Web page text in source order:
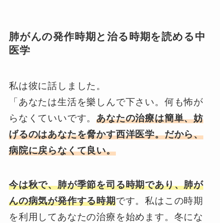
肺がんの発作時期と治る時期を読める中
医学
私は彼に話しました。
「あなたは生活を樂しんで下さい。何も怖が
らなくていいです。あなたの治療は簡単、妨
げるのはあなたを脅かす西洋医学。だから、
病院に戻らなくて良い。
今は秋で、肺が季節を司る時期であり、肺が
んの病気が発作する時期です。私はこの時期
を利用してあなたの治療を始めます。冬にな